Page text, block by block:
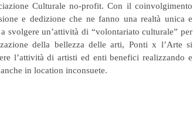
Culturale no-profit. Con il coinvolgimento
e dedizione che ne fanno una realtà unica e
svolgere un’attività di “volontariato culturale” per
della bellezza delle arti, Ponti x l’Arte si
l’attività di artisti ed enti benefici realizzando e
in location inconsuete.